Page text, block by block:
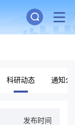
科研动态 通知公
发布时间